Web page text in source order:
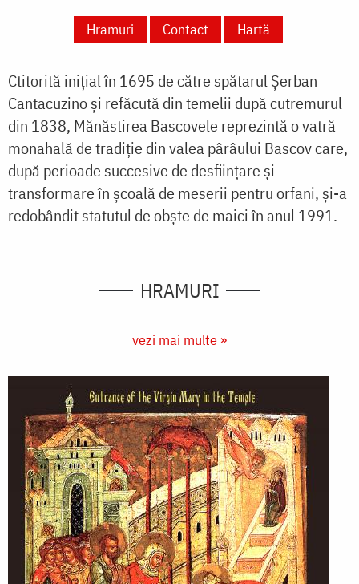
Hramuri Contact Hartă
Ctitorită inițial în 1695 de către spătarul Șerban
Cantacuzino și refăcută din temelii după cutremurul
din 1838, Mănăstirea Bascovele reprezintă o vatră
monahală de tradiție din valea pârâului Bascov care,
după perioade succesive de desființare și
transformare în școală de meserii pentru orfani, și-a
redobândit statutul de obște de maici în anul 1991.
HRAMURI
vezi mai multe »